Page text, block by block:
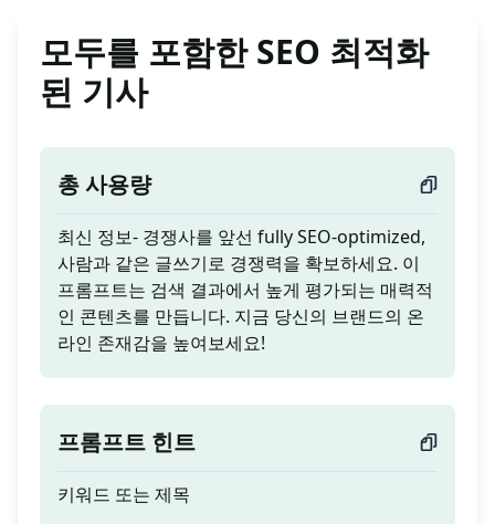
모두를 포함한 SEO 최적화
된 기사
총 사용량
최신 정보- 경쟁사를 앞선 fully SEO-optimized,
사람과 같은 글쓰기로 경쟁력을 확보하세요. 이
프롬프트는 검색 결과에서 높게 평가되는 매력적
인 콘텐츠를 만듭니다. 지금 당신의 브랜드의 온
라인 존재감을 높여보세요!
프롬프트 힌트
키워드 또는 제목